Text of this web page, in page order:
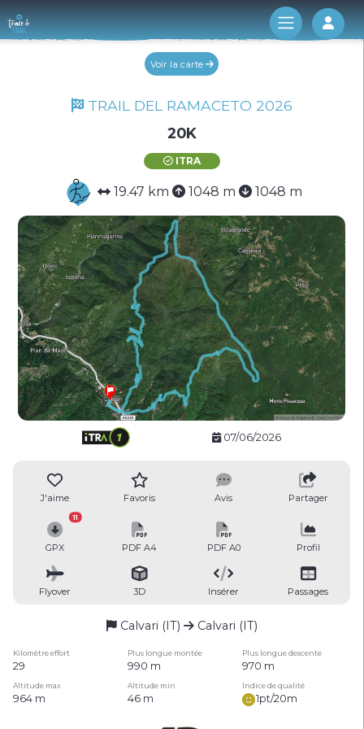
Log
Voir la carte
TRAIL DEL RAMACETO 2026
20K
ITRA
19.47 km 1048 m 1048 m
07/06/2026
J'aime Favoris Avis Partager
GPX
11
PDF A4 PDF A0 Profil
Flyover 3D Insérer Passages
Calvari (IT) Calvari (IT)
Kilomètre effort Plus longue montée Plus longue descente
29 990 m 970 m
Altitude max Altitude min Indice de qualité
964 m 46 m 1pt/20m